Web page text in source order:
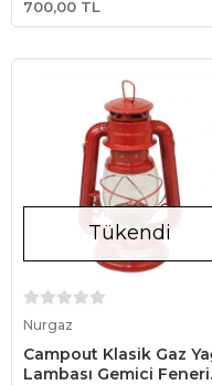
700,00 TL
Tükendi
Nurgaz
Campout Klasik Gaz
Lambası Gemici Feneri